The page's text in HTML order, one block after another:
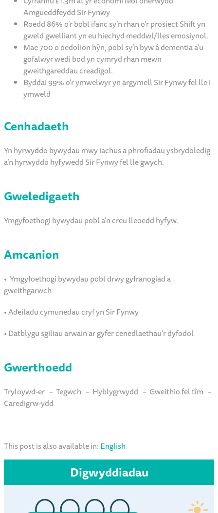
Amgueddfeydd Sir Fynwy
Roedd 86% o’r bobl ifanc sy’n rhan o’r prosiect Shift yn
gweld gwelliant yn eu hiechyd meddwl/lles emosiynol.
Mae 700 o oedolion hŷn, pobl sy’n byw â dementia a’u
gofalwyr wedi bod yn cymryd rhan mewn
gweithgareddau creadigol.
Byddai 99% o’r ymwelwyr yn argymell Sir Fynwy fel lle i
ymweld
Cenhadaeth
Yn hyrwyddo bywydau mwy iachus a phrofiadau ysbrydoledig
a’n hyrwyddo hyfywedd Sir Fynwy fel lle gwych.
Gweledigaeth
Ymgyfoethogi bywydau pobl a’n creu lleoedd hyfyw.
Amcanion
• Ymgyfoethogi bywydau pobl drwy gyfranogiad a
gweithgarwch
• Adeiladu cymunedau cryf yn Sir Fynwy
• Datblygu sgiliau arwain ar gyfer cenedlaethau’r dyfodol
Gwerthoedd
Tryloywd-er – Tegwch – Hyblygrwydd – Gweithio fel tîm –
Caredigrw-ydd
This post is also available in:English
Digwyddiadau